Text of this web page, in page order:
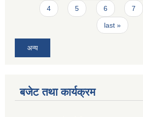
4 5 6 7
last »
अन्य
बजेट तथा कार्यक्रम